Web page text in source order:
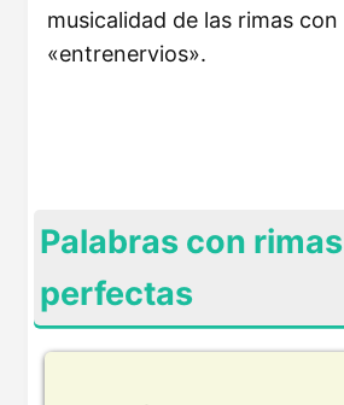
musicalidad de las rimas con
«entrenervios».
Palabras con rimas
perfectas